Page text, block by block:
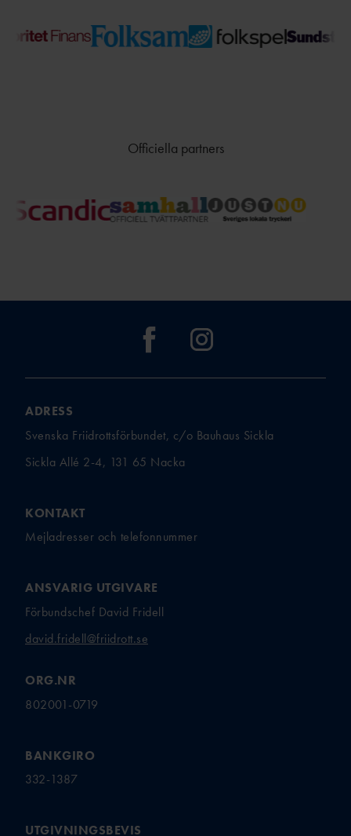
Officiella partners
ADRESS
Svenska Friidrottsförbundet, c/o Bauhaus Sickla
Sickla Allé 2-4, 131 65 Nacka
KONTAKT
Mejladresser och telefonnummer
ANSVARIG UTGIVARE
Förbundschef David Fridell
david.fridell@friidrott.se
ORG.NR
802001-0719
BANKGIRO
332-1387
UTGIVNINGSBEVIS